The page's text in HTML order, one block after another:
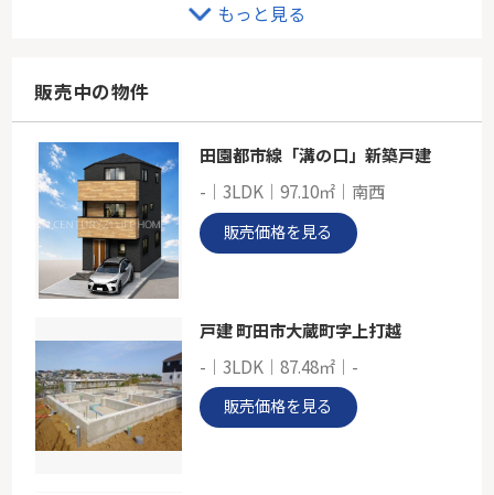
-
-
102.51㎡
神奈川県川崎市麻生区岡上６丁目
もっと見る
販売中の物件
田園都市線「溝の口」新築戸建
-｜3LDK｜97.10㎡｜南西
販売価格を見る
戸建 町田市大蔵町字上打越
-｜3LDK｜87.48㎡｜-
販売価格を見る